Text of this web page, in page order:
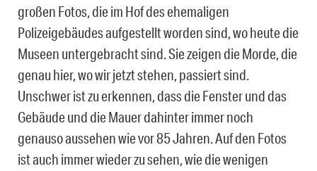
großen Fotos, die im Hof des ehemaligen
Polizeigebäudes aufgestellt worden sind, wo heute die
Museen untergebracht sind. Sie zeigen die Morde, die
genau hier, wo wir jetzt stehen, passiert sind.
Unschwer ist zu erkennen, dass die Fenster und das
Gebäude und die Mauer dahinter immer noch
genauso aussehen wie vor 85 Jahren. Auf den Fotos
ist auch immer wieder zu sehen, wie die wenigen